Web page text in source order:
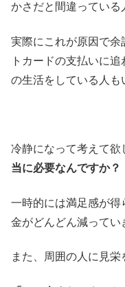
かさだと間違っている
実際にこれが原因で余
トカードの支払いに
の生活をしている人も
冷静になって考えて欲
当に必要なんですか？
一時的には満足感が
金がどんどん減ってい
また、周囲の人に見栄